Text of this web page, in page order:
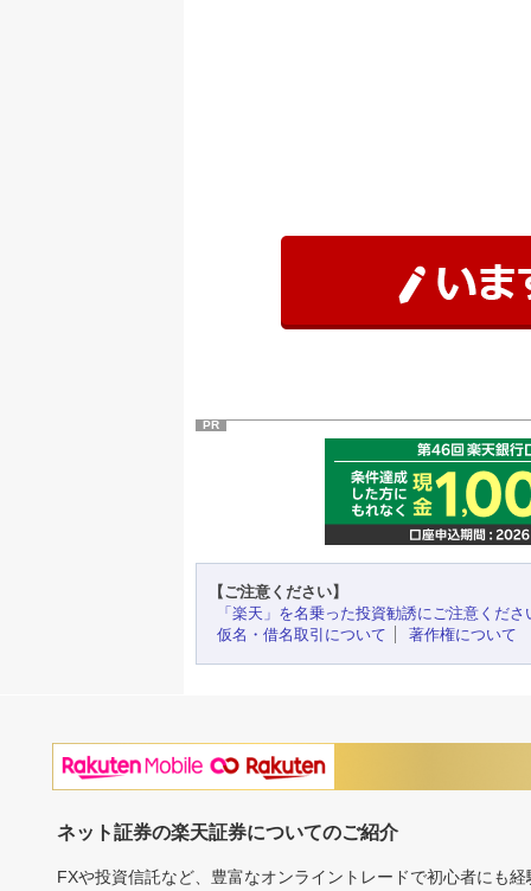
PR
【ご注意ください】
「楽天」を名乗った投資勧誘にご注意くださ
仮名・借名取引について
著作権について
ネット証券の楽天証券についてのご紹介
FXや投資信託など、豊富なオンライントレードで初心者にも